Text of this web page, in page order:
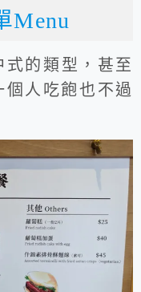
Menu
的類型，甚至
人吃飽也不過